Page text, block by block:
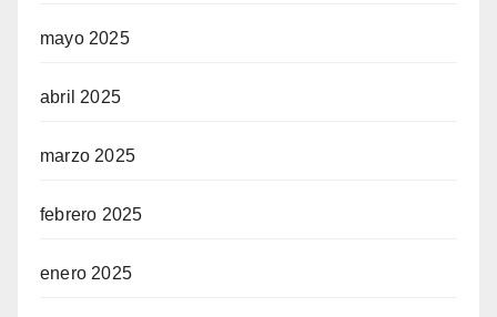
mayo 2025
abril 2025
marzo 2025
febrero 2025
enero 2025